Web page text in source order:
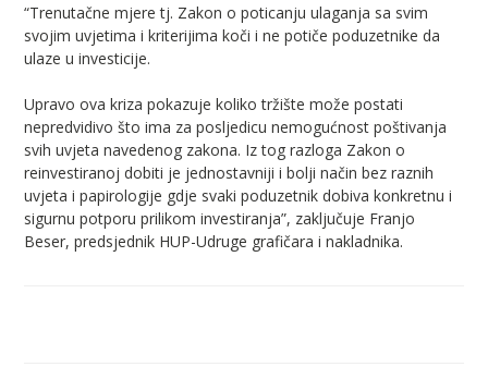
“Trenutačne mjere tj. Zakon o poticanju ulaganja sa svim
svojim uvjetima i kriterijima koči i ne potiče poduzetnike da
ulaze u investicije.
Upravo ova kriza pokazuje koliko tržište može postati
nepredvidivo što ima za posljedicu nemogućnost poštivanja
svih uvjeta navedenog zakona. Iz tog razloga Zakon o
reinvestiranoj dobiti je jednostavniji i bolji način bez raznih
uvjeta i papirologije gdje svaki poduzetnik dobiva konkretnu i
sigurnu potporu prilikom investiranja”, zaključuje Franjo
Beser, predsjednik HUP-Udruge grafičara i nakladnika.